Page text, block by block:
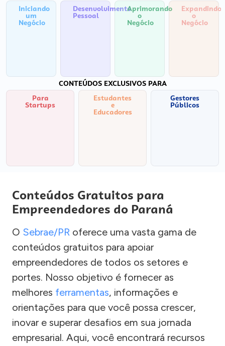
Iniciando
um
Negócio
Desenvolvimento
Pessoal
Aprimorando
o
Negócio
Expandindo
o
Negócio
CONTEÚDOS EXCLUSIVOS PARA
Para
Startups
Estudantes
e
Educadores
Gestores
Públicos
Conteúdos Gratuitos para
Empreendedores do Paraná
O Sebrae/PR oferece uma vasta gama de
conteúdos gratuitos para apoiar
empreendedores de todos os setores e
portes. Nosso objetivo é fornecer as
melhores ferramentas, informações e
orientações para que você possa crescer,
inovar e superar desafios em sua jornada
empresarial. Aqui, você encontrará recursos